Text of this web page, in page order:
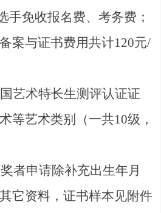
手免收报名费、考务费；
案与证书费用共计120元/
艺术特长生测评认证证
等艺术类别（一共10级，
者申请除补充出生年月
它资料，证书样本见附件